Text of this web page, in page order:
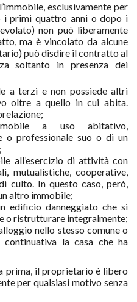
esclusivamente per
i primi quattro anni o dopo i
non può liberamente
ma è vincolato da alcune
può disdire il contratto al
soltanto in presenza dei
a terzi e non possiede altri
oltre a quello in cui abita.
a uso abitativo,
o professionale suo o di un
all’esercizio di attività con
mutualistiche, cooperative,
culto. In questo caso, però,
altro immobile;
edificio danneggiato che si
o ristrutturare integralmente;
nello stesso comune o
la casa che ha
prima, il proprietario è libero
per qualsiasi motivo senza